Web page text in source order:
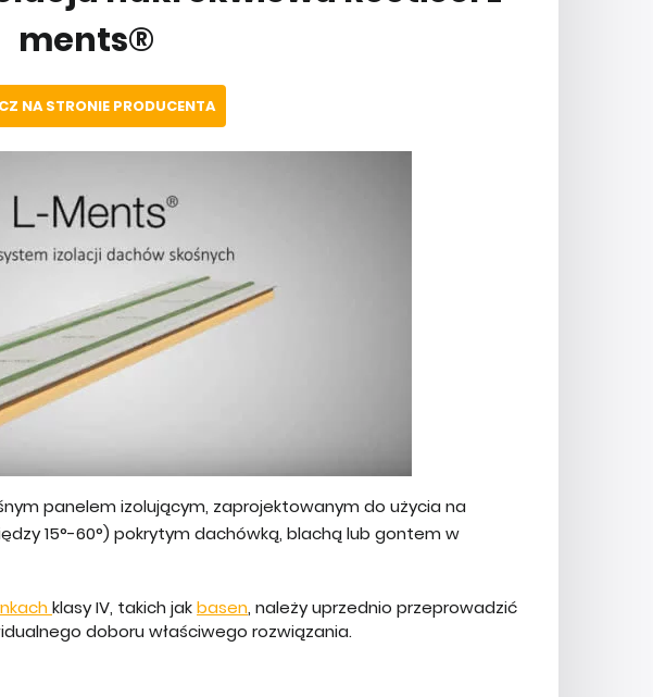
ments®
NA STRONIE PRODUCENTA
panelem izolującym, zaprojektowanym do użycia na
15°-60°) pokrytym dachówką, blachą lub gontem w
klasy IV, takich jakbasen, należy uprzednio przeprowadzić
doboru właściwego rozwiązania.